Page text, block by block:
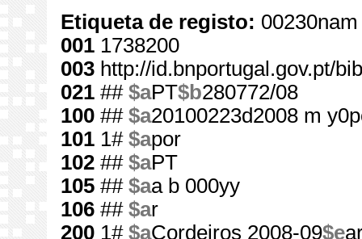
Etiqueta de registo:
0011738200
003http://id.bnportugal.gov.pt/
021## $aPT$b280772/08
100## $a20100223d2008 m
1011# $apor
102## $aPT
105## $aa b 000yy
106## $ar
2001# $aCordeiros 2008-09$e